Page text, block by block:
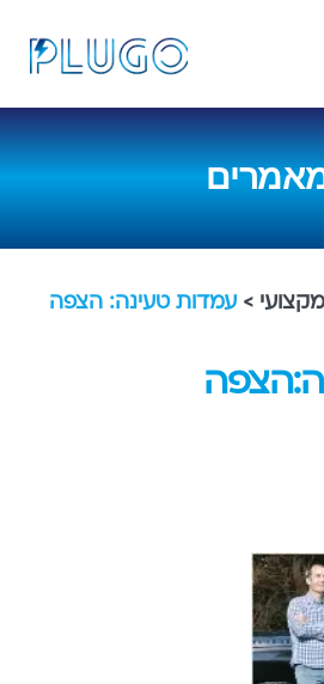
> עמדות טעינה: הצפה